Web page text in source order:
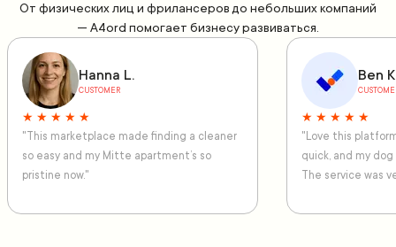
От физических лиц и фрилансеров до небольших компаний
— A4ord помогает бизнесу развиваться.
Hanna L.
CUSTOMER
★ ★ ★ ★ ★
"This marketplace made finding a cleaner
so easy and my Mitte apartment’s so
pristine now."
Ben
★ ★ ★ ★ ★
"Love this
quick, and my
The service was